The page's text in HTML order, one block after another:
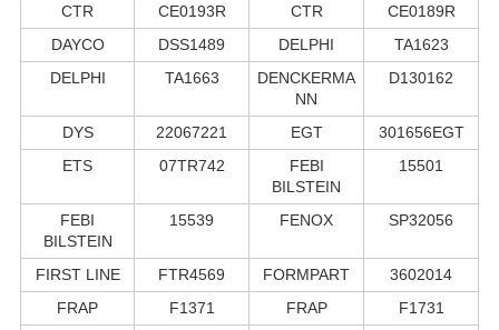
CTR
CE0193R CTR
CE0189R
DAYCO
DSS1489 DELPHI
TA1623
DELPHI
TA1663
DENCKERMA
NN
D130162
DYS 22067221 EGT
301656EGT
ETS
07TR742
FEBI
BILSTEIN
15501
FEBI
BILSTEIN
15539 FENOX SP32056
FIRST LINE FTR4569 FORMPART
3602014
FRAP
F1371 FRAP
F1731